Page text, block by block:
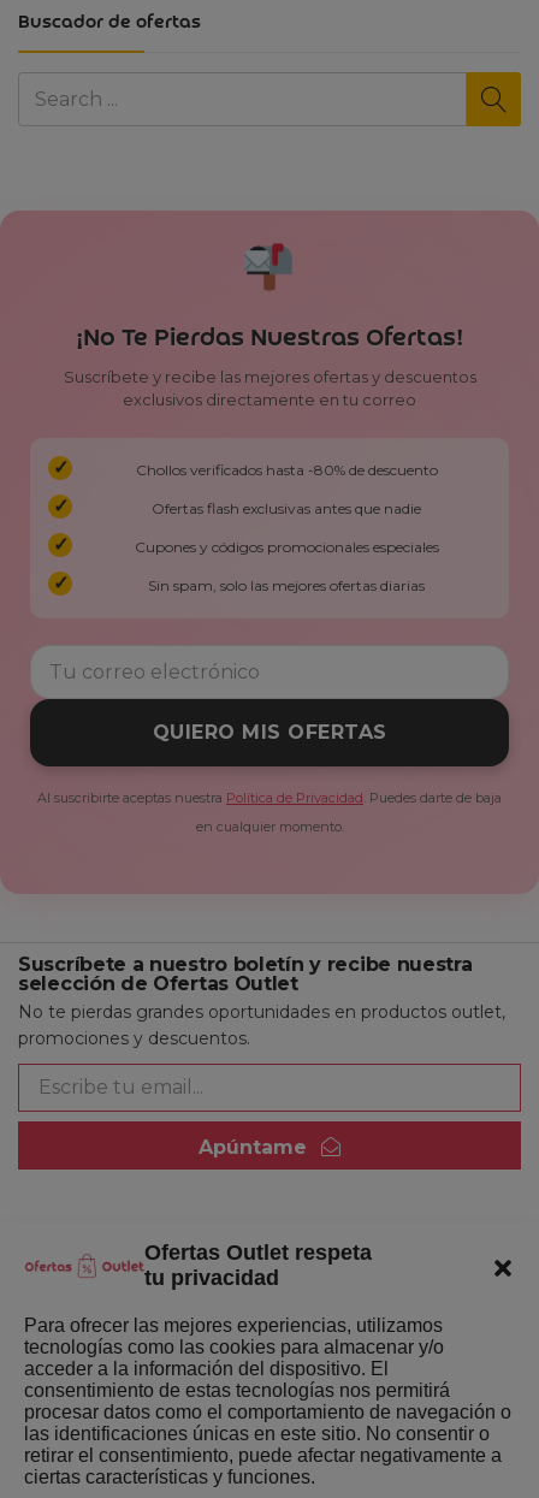
Ofertas Outlet respeta
tu privacidad
Para ofrecer las mejores experiencias, utilizamos
tecnologías como las cookies para almacenar y/o
acceder a la información del dispositivo. El
consentimiento de estas tecnologías nos permitirá
procesar datos como el comportamiento de navegación o
las identificaciones únicas en este sitio. No consentir o
retirar el consentimiento, puede afectar negativamente a
ciertas características y funciones.
Buscador de ofertas
¡No Te Pierdas Nuestras Ofertas!
Suscríbete y recibe las mejores ofertas y descuentos
exclusivos directamente en tu correo
Chollos verificados hasta -80% de descuento
Ofertas flash exclusivas antes que nadie
Cupones y códigos promocionales especiales
Sin spam, solo las mejores ofertas diarias
QUIERO MIS OFERTAS
Al suscribirte aceptas nuestra Política de Privacidad . Puedes darte de baja
en cualquier momento.
Suscríbete a nuestro boletín y recibe nuestra
selección de Ofertas Outlet
No te pierdas grandes oportunidades en productos outlet,
promociones y descuentos.
Apúntame
Quienes somos
Últimas Novedades
Mejores ofertas de la semana